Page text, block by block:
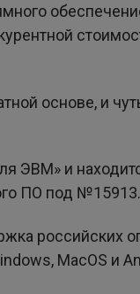
основе, и
ЭВМ» и
ПО под №15913.
российских
MacOS и